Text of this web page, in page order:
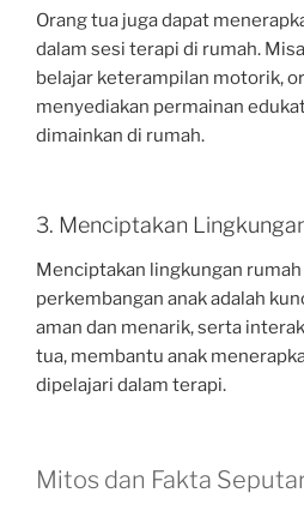
Orang tua juga dapat
dalam sesi terapi di rumah.
belajar keterampilan motorik,
menyediakan permainan
dimainkan di rumah.
3. Menciptakan
Menciptakan lingkungan
perkembangan anak adalah
aman dan menarik, serta
tua, membantu anak
dipelajari dalam terapi.
Mitos dan Fakta